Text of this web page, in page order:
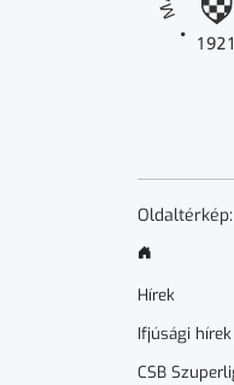
Oldaltérkép:
Hírek
Ifjúsági hírek
CSB